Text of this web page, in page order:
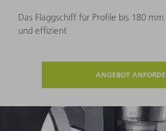
Das Flaggschiff für Profile bis 180
und effizient
ANGEBOT